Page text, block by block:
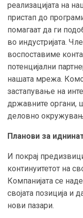
реализацијата на
пристап до
помагаат да ги
во индустријата.
воспоставиме
потенцијални
нашата мрежа.
застапување на
државните органи,
деловно
Планови за
И покрај
континуитетот на
Компанијата се
својата позиција и
нови пазари.